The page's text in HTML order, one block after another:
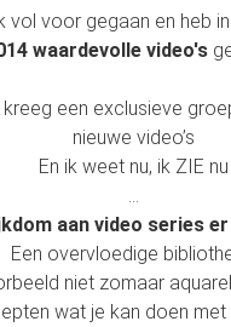
vol voor gegaan en heb
waardevolle video's
kreeg een exclusieve
nieuwe video’s
En ik weet nu, ik ZIE nu
aan video series
Een overvloedige
niet zomaar aquarel
wat je kan doen met